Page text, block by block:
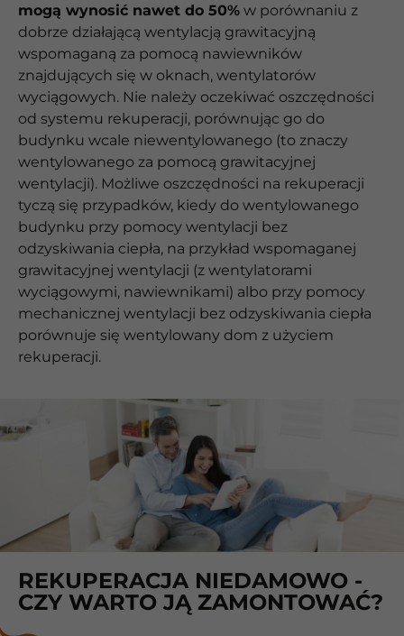
mogą wynosić nawet do 50% w porównaniu z
dobrze działającą wentylacją grawitacyjną
wspomaganą za pomocą nawiewników
znajdujących się w oknach, wentylatorów
wyciągowych. Nie należy oczekiwać oszczędności
od systemu rekuperacji, porównując go do
budynku wcale niewentylowanego (to znaczy
wentylowanego za pomocą grawitacyjnej
wentylacji). Możliwe oszczędności na rekuperacji
tyczą się przypadków, kiedy do wentylowanego
budynku przy pomocy wentylacji bez
odzyskiwania ciepła, na przykład wspomaganej
grawitacyjnej wentylacji (z wentylatorami
wyciągowymi, nawiewnikami) albo przy pomocy
mechanicznej wentylacji bez odzyskiwania ciepła
porównuje się wentylowany dom z użyciem
rekuperacji.
REKUPERACJA NIEDAMOWO -
CZY WARTO JĄ ZAMONTOWAĆ?